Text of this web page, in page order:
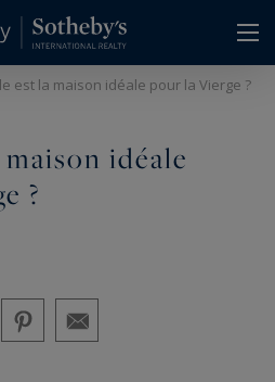
est la maison idéale pour la Vierge ?
idéale
?